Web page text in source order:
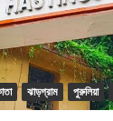
ঝাড়গ্রাম পুরুলিয়া